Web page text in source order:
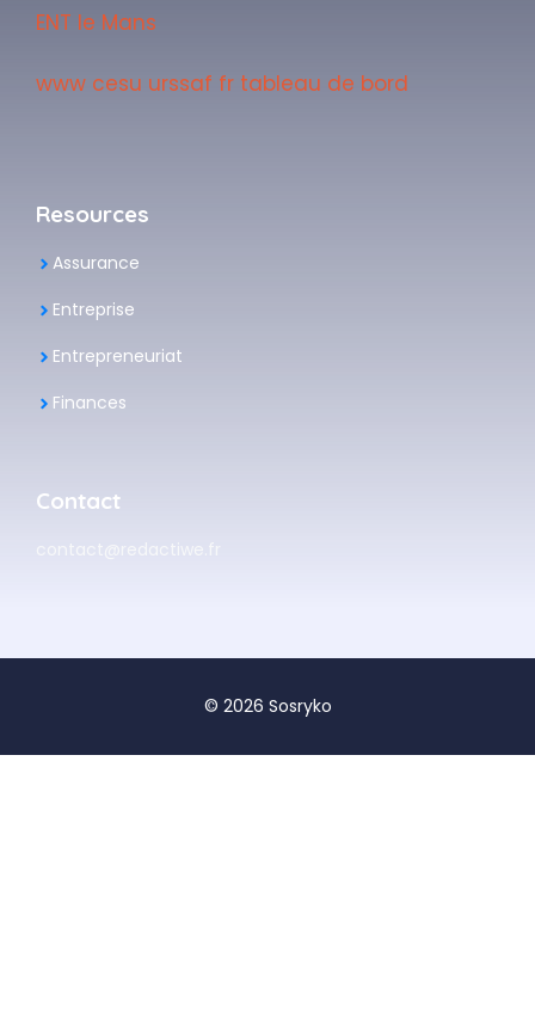
ENT le Mans
www cesu urssaf fr tableau de bord
Resources
Assurance
Entreprise
Entrepreneuriat
Finances
Contact
© 2026 Sosryko